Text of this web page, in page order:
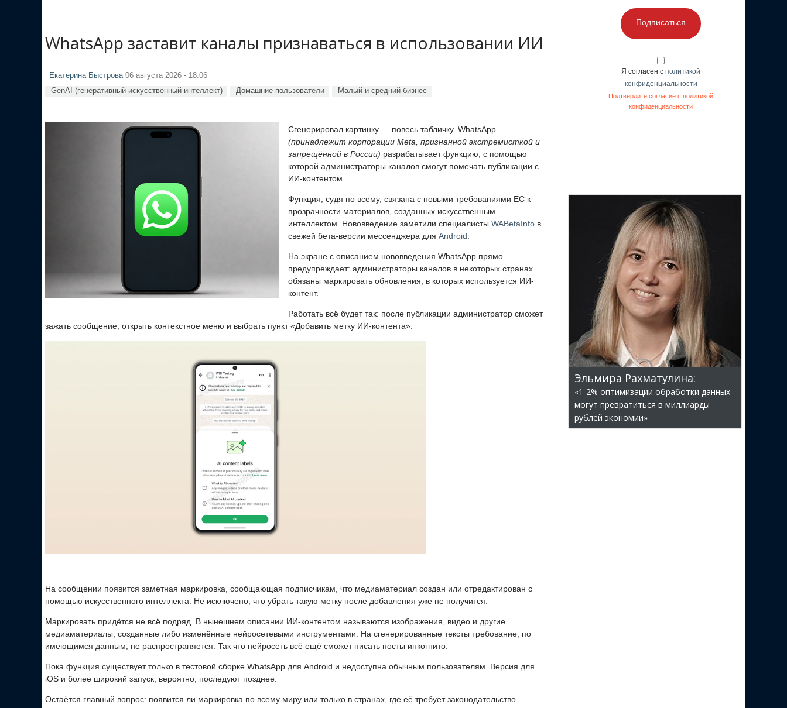
WhatsApp заставит каналы признаваться в использовании ИИ
Екатерина Быстрова 06 августа 2026 - 18:06
GenAI (генеративный искусственный интеллект) Домашние пользователи Малый и средний бизнес
Сгенерировал картинку — повесь табличку. WhatsApp
(принадлежит корпорации Meta, признанной экстремисткой и
запрещённой в России) разрабатывает функцию, с помощью
которой администраторы каналов смогут помечать публикации с
ИИ-контентом.
Функция, судя по всему, связана с новыми требованиями ЕС к
прозрачности материалов, созданных искусственным
интеллектом. Нововведение заметили специалисты WABetaInfo в
свежей бета-версии мессенджера для Android
На экране с описанием нововведения WhatsApp прямо
предупреждает: администраторы каналов в некоторых странах
обязаны маркировать обновления, в которых используется ИИ-
контент.
Работать всё будет так: после публикации администратор сможет
зажать сообщение, открыть контекстное меню и выбрать пункт «Добавить метку ИИ-контента».
На сообщении появится заметная маркировка, сообщающая подписчикам, что медиаматериал создан или отредактирован с
помощью искусственного интеллекта. Не исключено, что убрать такую метку после добавления уже не получится.
Маркировать придётся не всё подряд. В нынешнем описании ИИ-контентом называются изображения, видео и другие
медиаматериалы, созданные либо изменённые нейросетевыми инструментами. На сгенерированные тексты требование, по
имеющимся данным, не распространяется. Так что нейросеть всё ещё сможет писать посты инкогнито.
Пока функция существует только в тестовой сборке WhatsApp для Android и недоступна обычным пользователям. Версия для
iOS и более широкий запуск, вероятно, последуют позднее.
Остаётся главный вопрос: появится ли маркировка по всему миру или только в странах, где её требует законодательство.
Подписаться
Я согласен с политикой
конфиденциальности
Подтвердите согласие с политикой
конфиденциальности
Эльмира Рахматулина:
«1-2% оптимизации обработки данных
могут превратиться в миллиарды
рублей экономии»